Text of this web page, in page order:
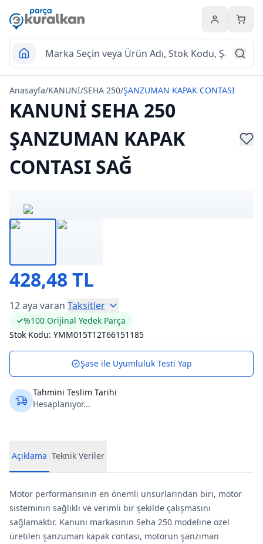
Hesabım
Anasayfa/KANUNİ/SEHA 250/ŞANZUMAN KAPAK CONTASI
KANUNİ SEHA 250
ŞANZUMAN KAPAK
CONTASI SAĞ
428,48 TL
12 aya varan Taksitler
%100 Orijinal Yedek Parça
Stok Kodu: YMM015T12T66151185
Şase ile Uyumluluk Testi Yap
Tahmini Teslim Tarihi
Hesaplanıyor...
Açıklama Teknik Veriler
Motor performansının en önemli unsurlarından biri, motor
sisteminin sağlıklı ve verimli bir şekilde çalışmasını
sağlamaktır. Kanuni markasının Seha 250 modeline özel
üretilen şanzuman kapak contası, motorun şanziman